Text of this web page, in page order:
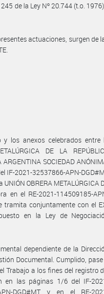
de la Ley Nº 20.744 (t.o.
actuaciones, surgen de
y los anexos celebrados entre
DE LA
SOCIEDAD
IF-2021-32537866-APN-
OBRERA METALÚRGICA
en el RE-2021-114509185-
tramita conjuntamente con el
en la Ley de
dependiente de la
Documental. Cumplido,
Trabajo a los fines del registro
en las páginas 1/6 del IF-
DGD#MT y en el RE-